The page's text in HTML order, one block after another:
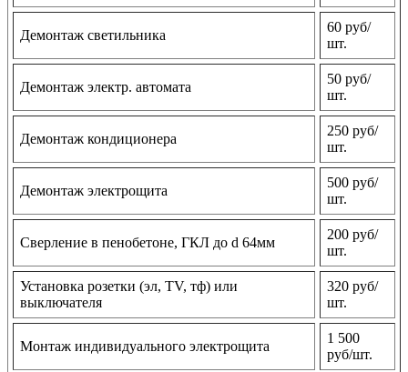
Демонтаж светильника
60 руб/
шт.
Демонтаж электр. автомата
50 руб/
шт.
Демонтаж кондиционера
250 руб/
шт.
Демонтаж электрощита
500 руб/
шт.
Сверление в пенобетоне, ГКЛ до d 64мм
200 руб/
шт.
Установка розетки (эл, TV, тф) или
выключателя
320 руб/
шт.
Монтаж индивидуального электрощита
1 500
руб/шт.